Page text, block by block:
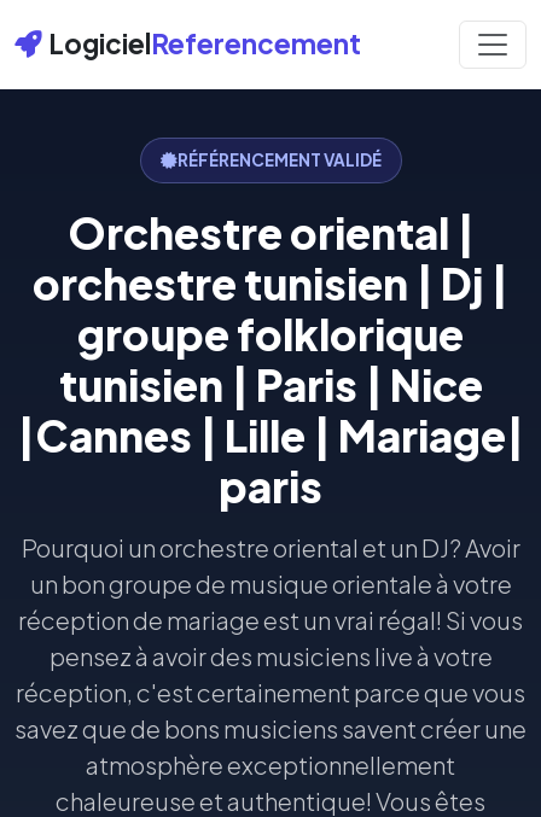
LogicielReferencement
RÉFÉRENCEMENT VALIDÉ
Orchestre oriental |
orchestre tunisien | Dj |
groupe folklorique
tunisien | Paris | Nice
|Cannes | Lille | Mariage|
paris
Pourquoi un orchestre oriental et un DJ? Avoir
un bon groupe de musique orientale à votre
réception de mariage est un vrai régal! Si vous
pensez à avoir des musiciens live à votre
réception, c'est certainement parce que vous
savez que de bons musiciens savent créer une
atmosphère exceptionnellement
chaleureuse et authentique! Vous êtes